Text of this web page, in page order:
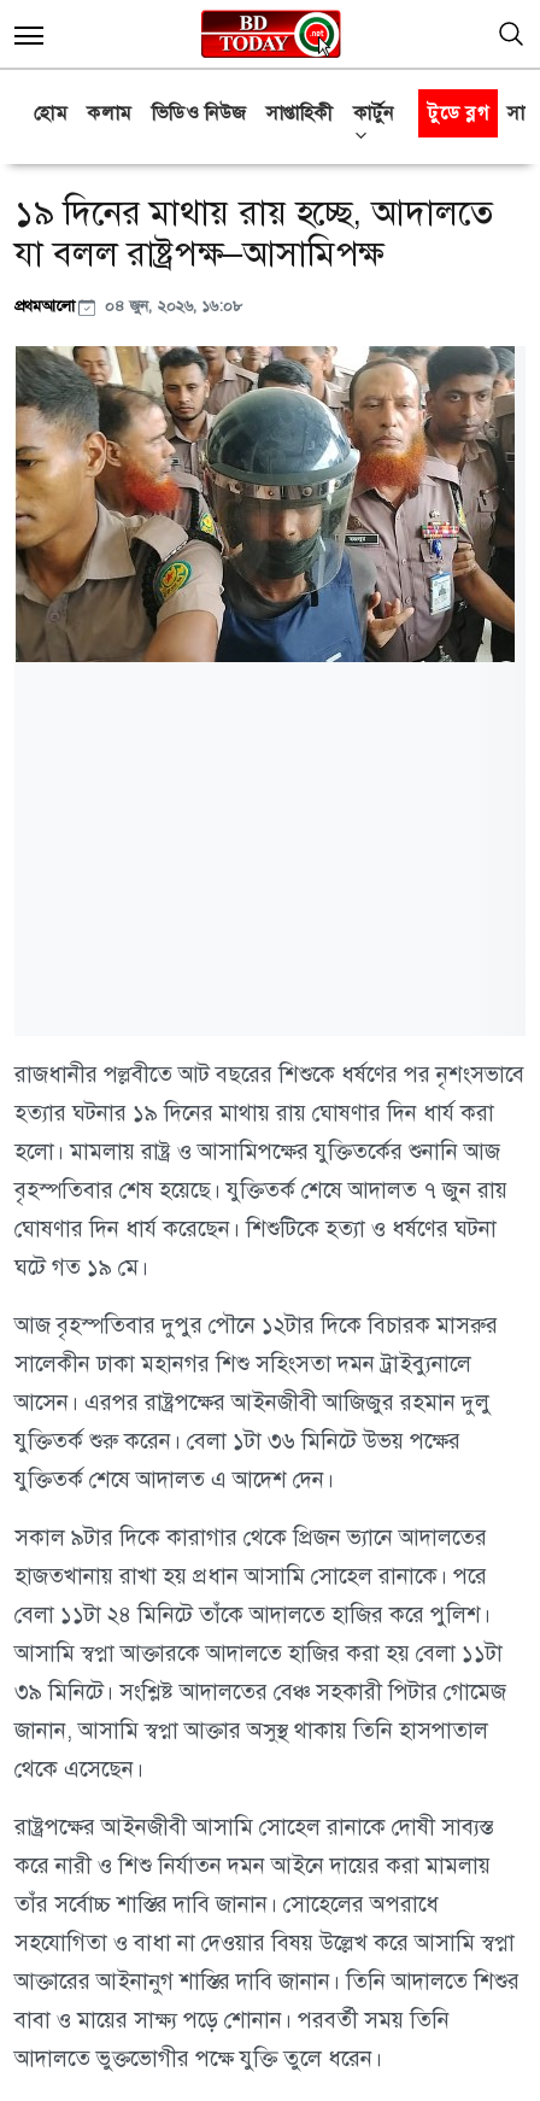
হোম কলাম ভিডিও নিউজ সাপ্তাহিকী কার্টুন টুডে ব্লগ
১৯ দিনের মাথায় রায় হচ্ছে, আদালতে
যা বলল রাষ্ট্রপক্ষ–আসামিপক্ষ
প্রথমআলো ০৪ জুন, ২০২৬, ১৬:০৮
রাজধানীর পল্লবীতে আট বছরের শিশুকে ধর্ষণের পর নৃশংসভাবে
হত্যার ঘটনার ১৯ দিনের মাথায় রায় ঘোষণার দিন ধার্য করা
হলো। মামলায় রাষ্ট্র ও আসামিপক্ষের যুক্তিতর্কের শুনানি আজ
বৃহস্পতিবার শেষ হয়েছে। যুক্তিতর্ক শেষে আদালত ৭ জুন রায়
ঘোষণার দিন ধার্য করেছেন। শিশুটিকে হত্যা ও ধর্ষণের ঘটনা
ঘটে গত ১৯ মে।
আজ বৃহস্পতিবার দুপুর পৌনে ১২টার দিকে বিচারক মাসরুর
সালেকীন ঢাকা মহানগর শিশু সহিংসতা দমন ট্রাইব্যুনালে
আসেন। এরপর রাষ্ট্রপক্ষের আইনজীবী আজিজুর রহমান দুলু
যুক্তিতর্ক শুরু করেন। বেলা ১টা ৩৬ মিনিটে উভয় পক্ষের
যুক্তিতর্ক শেষে আদালত এ আদেশ দেন।
সকাল ৯টার দিকে কারাগার থেকে প্রিজন ভ্যানে আদালতের
হাজতখানায় রাখা হয় প্রধান আসামি সোহেল রানাকে। পরে
বেলা ১১টা ২৪ মিনিটে তাঁকে আদালতে হাজির করে পুলিশ।
আসামি স্বপ্না আক্তারকে আদালতে হাজির করা হয় বেলা ১১টা
৩৯ মিনিটে। সংশ্লিষ্ট আদালতের বেঞ্চ সহকারী পিটার গোমেজ
জানান, আসামি স্বপ্না আক্তার অসুস্থ থাকায় তিনি হাসপাতাল
থেকে এসেছেন।
রাষ্ট্রপক্ষের আইনজীবী আসামি সোহেল রানাকে দোষী সাব্যস্ত
করে নারী ও শিশু নির্যাতন দমন আইনে দায়ের করা মামলায়
তাঁর সর্বোচ্চ শাস্তির দাবি জানান। সোহেলের অপরাধে
সহযোগিতা ও বাধা না দেওয়ার বিষয় উল্লেখ করে আসামি স্বপ্না
আক্তারের আইনানুগ শাস্তির দাবি জানান। তিনি আদালতে শিশুর
বাবা ও মায়ের সাক্ষ্য পড়ে শোনান। পরবর্তী সময় তিনি
আদালতে ভুক্তভোগীর পক্ষে যুক্তি তুলে ধরেন।